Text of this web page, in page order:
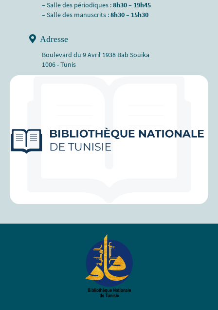
– Salle des périodiques :8h30 – 19h45
– Salle des manuscrits :8h30 – 15h30
Adresse
Boulevard du 9 Avril 1938 Bab Souika
1006 - Tunis